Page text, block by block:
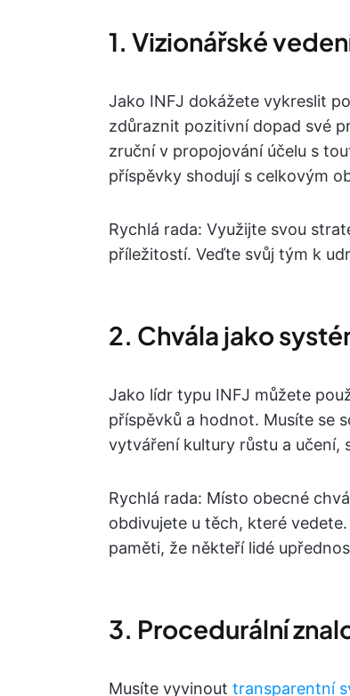
1. Vizionářské
Jako INFJ dokážete vykreslit
zdůraznit pozitivní dopad své
zruční v propojování účelu s
příspěvky shodují s celkovým
Rychlá rada: Využijte svou
příležitostí. Veďte svůj tým k
2. Chvála jako
Jako lídr typu INFJ můžete
příspěvků a hodnot. Musíte se
vytváření kultury růstu a učení,
Rychlá rada: Místo obecné
obdivujete u těch, které
paměti, že někteří lidé
3. Procedurální
Musíte vyvinout transparentní